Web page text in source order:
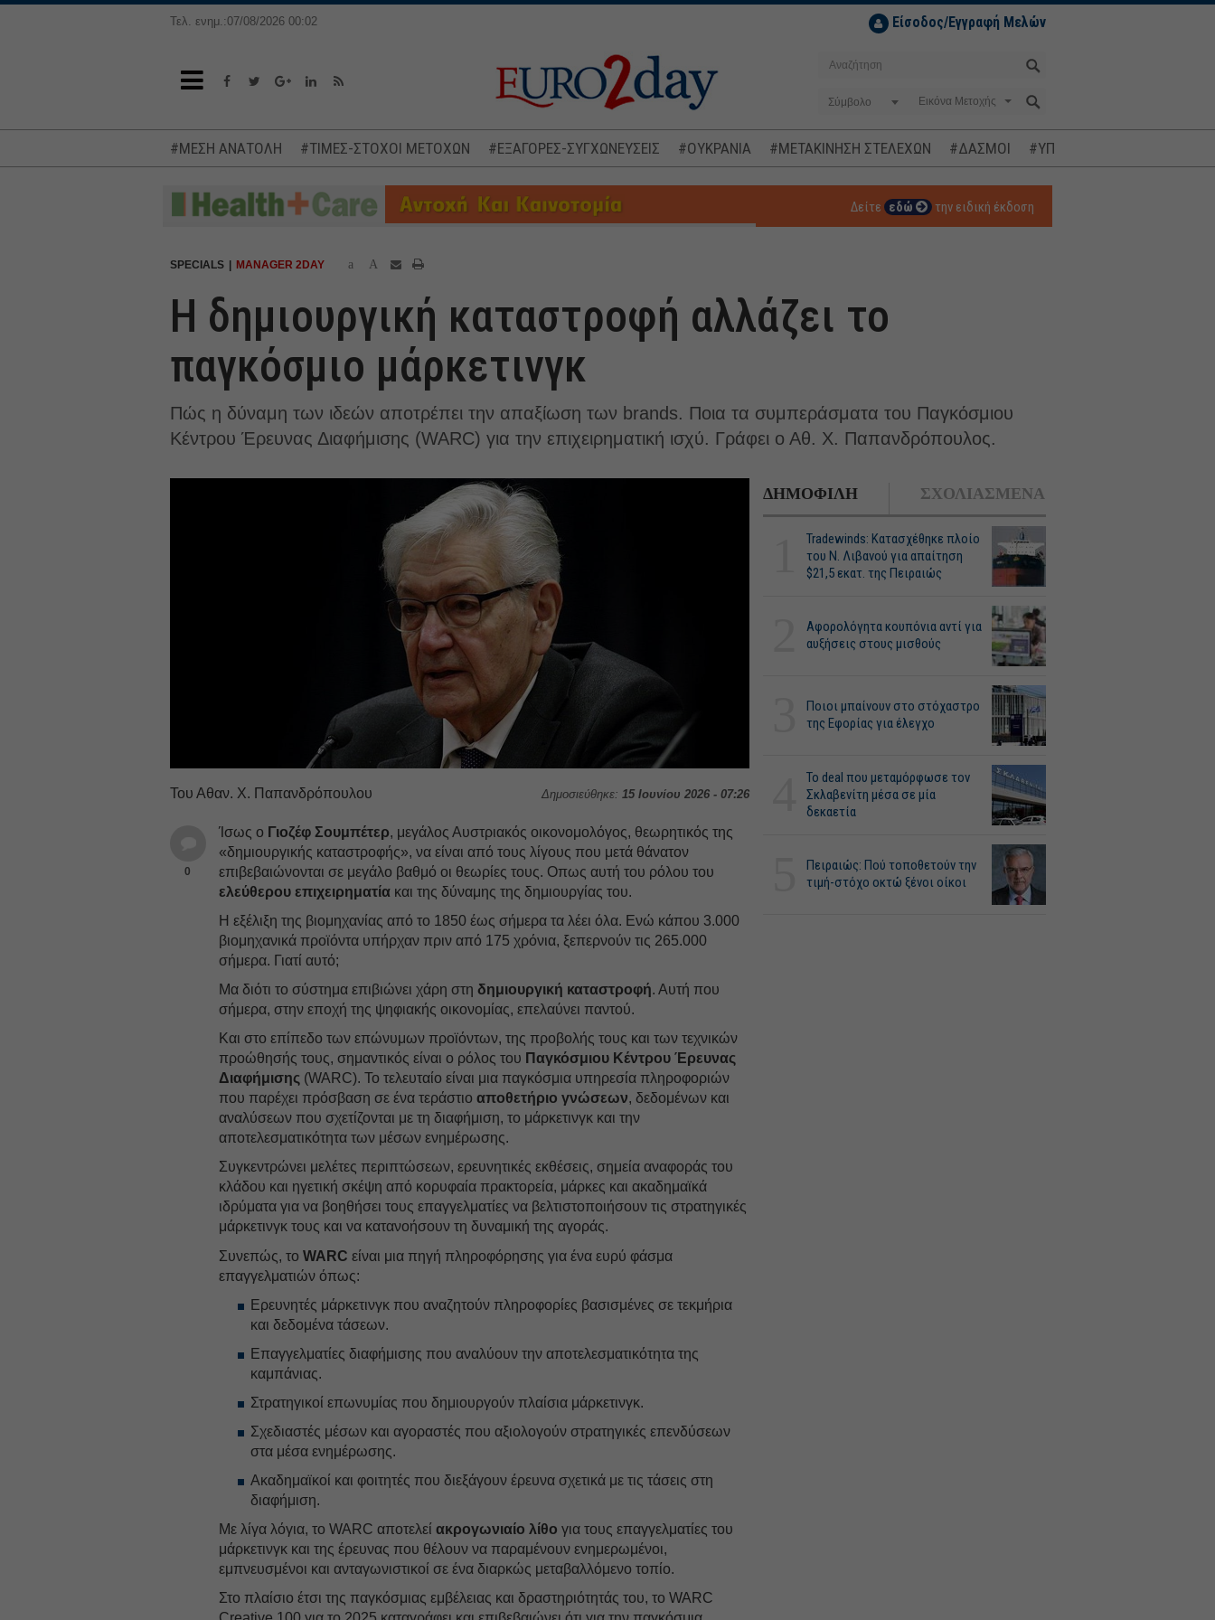
Τελ. ενημ.:07/08/2026 00:02 Είσοδος/Εγγραφή Μελών
Σύμβολο
#ΜΕΣΗ ΑΝΑΤΟΛΗ #ΤΙΜΕΣ-ΣΤΟΧΟΙ ΜΕΤΟΧΩΝ #ΕΞΑΓΟΡΕΣ-ΣΥΓΧΩΝΕΥΣΕΙΣ #ΟΥΚΡΑΝΙΑ #ΜΕΤΑΚΙΝΗΣΗ ΣΤΕΛΕΧΩΝ #ΔΑΣΜΟΙ #ΥΠΟΚΛΟΠΕΣ
Δείτε εδώ την ειδική έκδοση
SPECIALS MANAGER 2DAY a A
Η δημιουργική καταστροφή αλλάζει το
παγκόσμιο μάρκετινγκ
Πώς η δύναμη των ιδεών αποτρέπει την απαξίωση των brands. Ποια τα συμπεράσματα του Παγκόσμιου
Κέντρου Έρευνας Διαφήμισης (WARC) για την επιχειρηματική ισχύ. Γράφει ο Αθ. Χ. Παπανδρόπουλος.
Δημοσιεύθηκε: 15 Ιουνίου 2026 - 07:26
Του Αθαν. Χ. Παπανδρόπουλου
0
Ίσως ο Γιοζέφ Σουμπέτερ, μεγάλος Αυστριακός οικονομολόγος, θεωρητικός της
«δημιουργικής καταστροφής», να είναι από τους λίγους που μετά θάνατον
επιβεβαιώνονται σε μεγάλο βαθμό οι θεωρίες τους. Οπως αυτή του ρόλου του
ελεύθερου επιχειρηματία και της δύναμης της δημιουργίας του.
Η εξέλιξη της βιομηχανίας από το 1850 έως σήμερα τα λέει όλα. Ενώ κάπου 3.000
βιομηχανικά προϊόντα υπήρχαν πριν από 175 χρόνια, ξεπερνούν τις 265.000
σήμερα. Γιατί αυτό;
Μα διότι το σύστημα επιβιώνει χάρη στηδημιουργική καταστροφή. Αυτή που
σήμερα, στην εποχή της ψηφιακής οικονομίας, επελαύνει παντού.
Και στο επίπεδο των επώνυμων προϊόντων, της προβολής τους και των τεχνικών
προώθησής τους, σημαντικός είναι ο ρόλος του Παγκόσμιου Κέντρου Έρευνας
Διαφήμισης (WARC). Το τελευταίο είναι μια παγκόσμια υπηρεσία πληροφοριών
που παρέχει πρόσβαση σε ένα τεράστιοαποθετήριο γνώσεων, δεδομένων και
αναλύσεων που σχετίζονται με τη διαφήμιση, το μάρκετινγκ και την
αποτελεσματικότητα των μέσων ενημέρωσης.
Συγκεντρώνει μελέτες περιπτώσεων, ερευνητικές εκθέσεις, σημεία αναφοράς του
κλάδου και ηγετική σκέψη από κορυφαία πρακτορεία, μάρκες και ακαδημαϊκά
ιδρύματα για να βοηθήσει τους επαγγελματίες να βελτιστοποιήσουν τις στρατηγικές
μάρκετινγκ τους και να κατανοήσουν τη δυναμική της αγοράς.
Συνεπώς, τοWARC είναι μια πηγή πληροφόρησης για ένα ευρύ φάσμα
επαγγελματιών όπως:
Ερευνητές μάρκετινγκ που αναζητούν πληροφορίες βασισμένες σε τεκμήρια
και δεδομένα τάσεων.
Επαγγελματίες διαφήμισης που αναλύουν την αποτελεσματικότητα της
καμπάνιας.
Στρατηγικοί επωνυμίας που δημιουργούν πλαίσια μάρκετινγκ.
Σχεδιαστές μέσων και αγοραστές που αξιολογούν στρατηγικές επενδύσεων
στα μέσα ενημέρωσης.
Ακαδημαϊκοί και φοιτητές που διεξάγουν έρευνα σχετικά με τις τάσεις στη
διαφήμιση.
Με λίγα λόγια, το WARC αποτελείακρογωνιαίο λίθο για τους επαγγελματίες του
μάρκετινγκ και της έρευνας που θέλουν να παραμένουν ενημερωμένοι,
εμπνευσμένοι και ανταγωνιστικοί σε ένα διαρκώς μεταβαλλόμενο τοπίο.
Στο πλαίσιο έτσι της παγκόσμιας εμβέλειας και δραστηριότητάς του, το WARC
ΔΗΜΟΦΙΛΗ ΣΧΟΛΙΑΣΜΕΝΑ
Tradewinds: Κατασχέθηκε πλοίο
του Ν. Λιβανού για απαίτηση
$21,5 εκατ. της Πειραιώς
Αφορολόγητα κουπόνια αντί για
αυξήσεις στους μισθούς
Ποιοι μπαίνουν στο στόχαστρο
της Εφορίας για έλεγχο
Το deal που μεταμόρφωσε τον
Σκλαβενίτη μέσα σε μία
δεκαετία
Πειραιώς: Πού τοποθετούν την
τιμή-στόχο οκτώ ξένοι οίκοι